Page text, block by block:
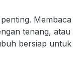
Membaca
tenang, atau
bersiap untuk